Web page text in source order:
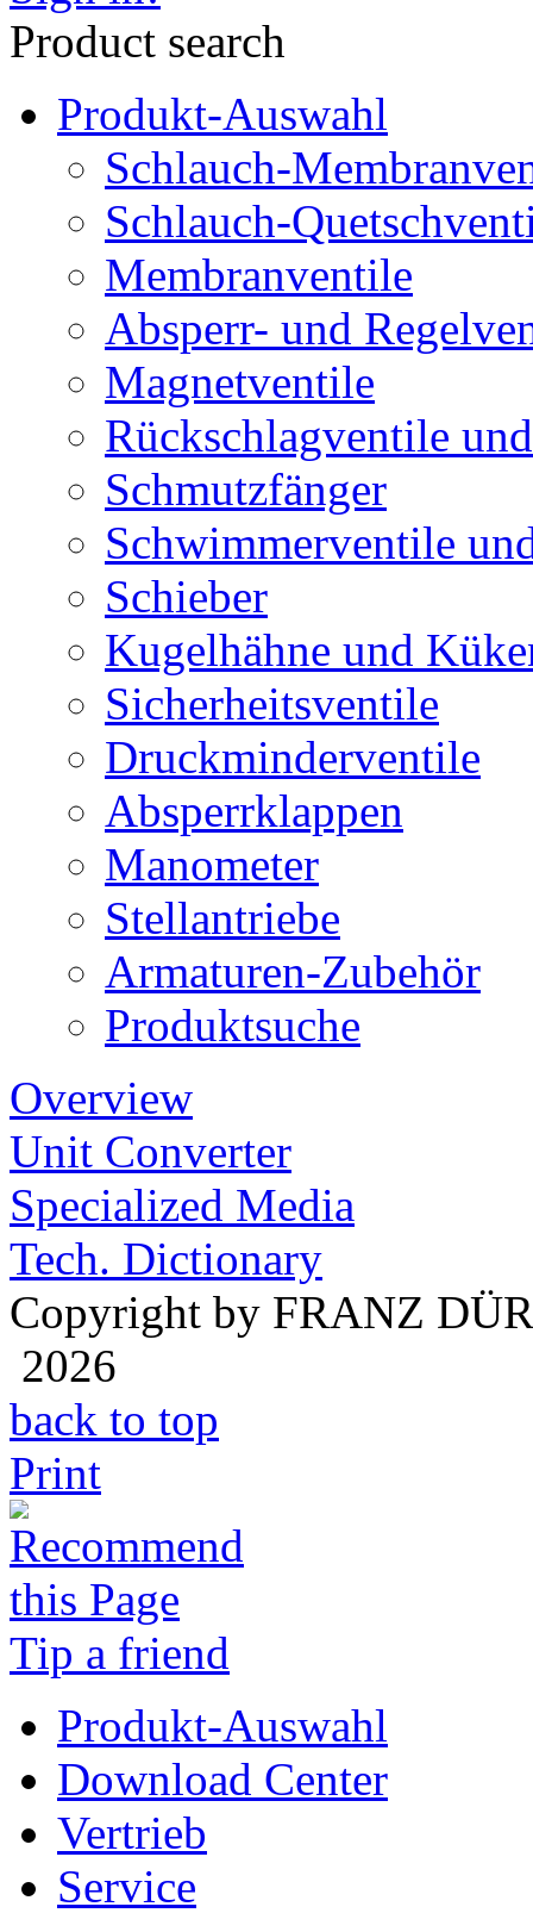
Product search
Produkt-Auswahl
Schlauch-
Schlauch-
Membranventile
Absperr- und
Magnetventile
Rückschlagventile
Schmutzfänger
Schwimmerventile
Schieber
Kugelhähne und
Sicherheitsventile
Druckminderventile
Absperrklappen
Manometer
Stellantriebe
Armaturen-Zubehör
Produktsuche
Overview
Unit Converter
Specialized Media
Tech. Dictionary
Copyright by FRANZ
2026
back to top
Print
Tip a friend
Produkt-Auswahl
Download Center
Vertrieb
Service